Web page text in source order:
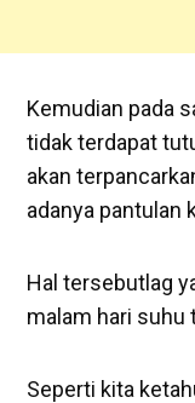
Kemudian pada
tidak terdapat
akan
adanya pantulan
Hal tersebutlag
malam hari suhu
Seperti kita